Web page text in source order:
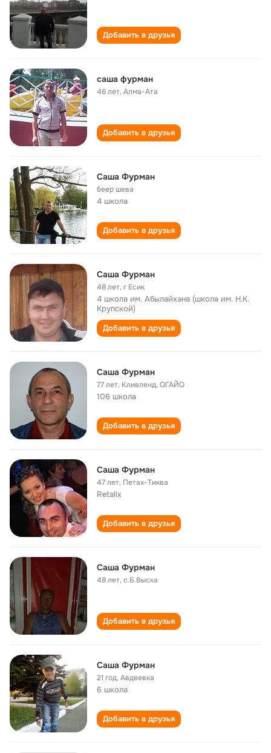
Добавить в друзья
саша фурман
46 лет,Алма-Ата
Добавить в друзья
Саша Фурман
беер шева
4 школа
Добавить в друзья
Саша Фурман
48 лет,г Есик
4 школа им. Абылайхана (школа им. Н.К.
Крупской)
Добавить в друзья
Саша Фурман
77 лет, Кливленд, ОГАЙО
106 школа
Добавить в друзья
Саша Фурман
47 лет, Петах-Тиква
Retalix
Добавить в друзья
Саша Фурман
48 лет,с.Б.Bыска
Добавить в друзья
Саша Фурман
21 год,Авдеевка
6 школа
Добавить в друзья